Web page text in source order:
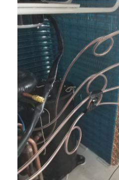
Zuhause
Produkte
Videos